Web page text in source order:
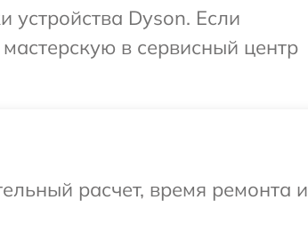
Dyson. Если
в сервисный центр
расчет, время ремонта и